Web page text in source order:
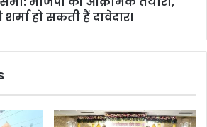
शर्मा हो सकती हैं दावेदार।